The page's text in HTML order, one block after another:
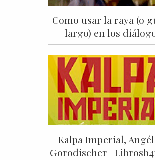
Como usar la raya (o
largo) en los
Kalpa Imperial,
Gorodischer |